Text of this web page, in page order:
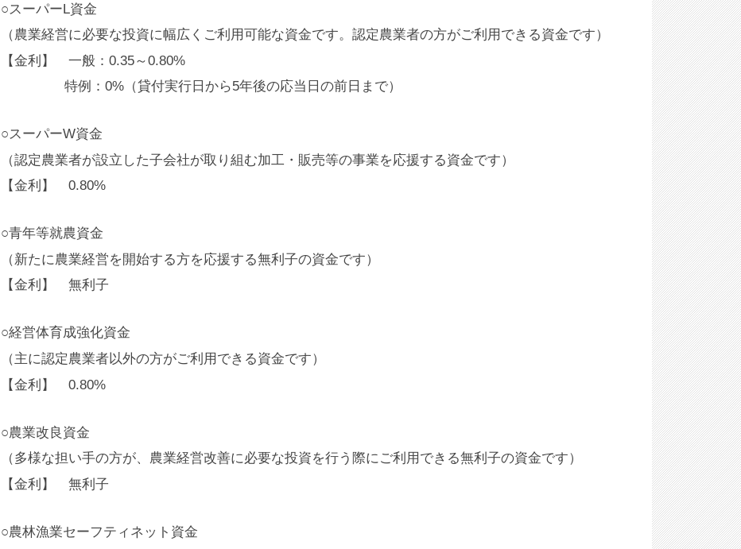
○スーパーL資金
（農業経営に必要な投資に幅広くご利用可能な資金です。認定農業者の方がご利用できる資金です）
【金利】 一般：0.35～0.80%
特例：0%（貸付実行日から5年後の応当日の前日まで）
○スーパーW資金
（認定農業者が設立した子会社が取り組む加工・販売等の事業を応援する資金です）
【金利】 0.80%
○青年等就農資金
（新たに農業経営を開始する方を応援する無利子の資金です）
【金利】 無利子
○経営体育成強化資金
（主に認定農業者以外の方がご利用できる資金です）
【金利】 0.80%
○農業改良資金
（多様な担い手の方が、農業経営改善に必要な投資を行う際にご利用できる無利子の資金です）
【金利】 無利子
○農林漁業セーフティネット資金